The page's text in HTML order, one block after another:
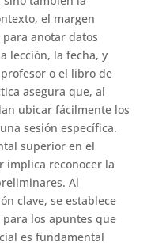
el margen
anotar datos
lección, la fecha, y
o el libro de
asegura que, al
ubicar fácilmente los
sesión específica.
superior en el
implica reconocer la
Al
clave, se establece
los apuntes que
es fundamental